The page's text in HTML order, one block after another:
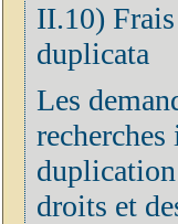
II.10)
duplicata
Les
droits et